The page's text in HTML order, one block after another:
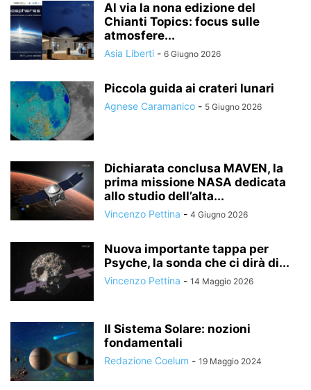
Al via la nona edizione del
Chianti Topics: focus sulle
atmosfere...
Asia Liberti - 6 Giugno 2026
Piccola guida ai crateri lunari
Agnese Caramanico - 5 Giugno 2026
Dichiarata conclusa MAVEN, la
prima missione NASA dedicata
allo studio dell’alta...
Vincenzo Pettina - 4 Giugno 2026
Nuova importante tappa per
Psyche, la sonda che ci dirà di...
Vincenzo Pettina - 14 Maggio 2026
Il Sistema Solare: nozioni
fondamentali
Redazione Coelum - 19 Maggio 2024